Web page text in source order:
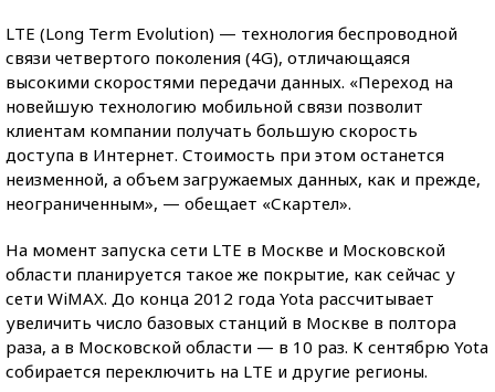
LTE (Long Term Evolution) — технология беспроводной
связи четвертого поколения (4G), отличающаяся
высокими скоростями передачи данных. «Переход на
новейшую технологию мобильной связи позволит
клиентам компании получать большую скорость
доступа в Интернет. Стоимость при этом останется
неизменной, а объем загружаемых данных, как и прежде,
неограниченным», — обещает «Скартел».
На момент запуска сети LTE в Москве и Московской
области планируется такое же покрытие, как сейчас у
сети WiMAX. До конца 2012 года Yota рассчитывает
увеличить число базовых станций в Москве в полтора
раза, а в Московской области — в 10 раз. К сентябрю Yota
собирается переключить на LTE и другие регионы.